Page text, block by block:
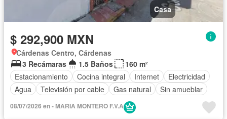
Casa
$ 292,900 MXN
Cárdenas Centro, Cárdenas
3 Recámaras
1.5 Baños
160 m²
Estacionamiento
Cocina integral Internet
Electricidad
Agua
Televisión por cable Gas natural Sin amueblar
08/07/2026 en - MARIA MONTERO F.V.A